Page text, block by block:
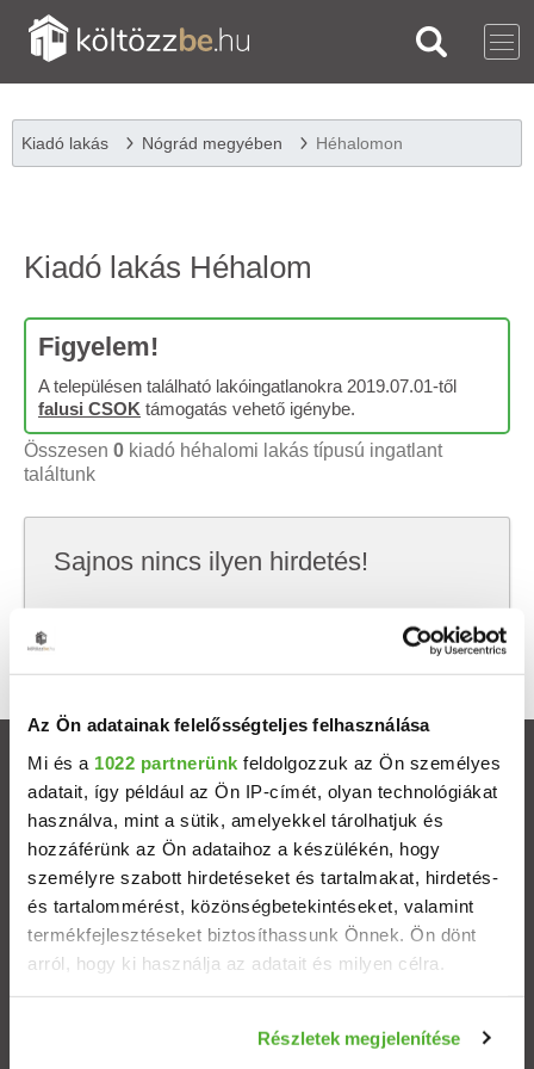
Az Ön adatainak felelősségteljes felhasználása
Mi és a 1022 partnerünk feldolgozzuk az Ön személyes
adatait, így például az Ön IP-címét, olyan technológiákat
használva, mint a sütik, amelyekkel tárolhatjuk és
hozzáférünk az Ön adataihoz a készülékén, hogy
személyre szabott hirdetéseket és tartalmakat, hirdetés-
és tartalommérést, közönségbetekintéseket, valamint
termékfejlesztéseket biztosíthassunk Önnek. Ön dönt
arról, hogy ki használja az adatait és milyen célra.
Információgyűjtés az Ön földrajzi elhelyezkedéséről
Részletek megjelenítése
Kiadó lakás Nógrád megyében Héhalomon
Kiadó lakás Héhalom
Figyelem!
A településen található lakóingatlanokra 2019.07.01-től
falusi CSOK támogatás vehető igénybe.
Összesen 0 kiadó héhalomi lakás típusú ingatlant
találtunk
Sajnos nincs ilyen hirdetés!
keresni, hátha akkor megtalálod, amit keresel.
Ingatlanok
Eladó házak
Eladó lakások
Települések